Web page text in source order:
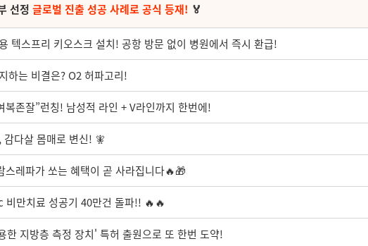
선정 글로벌 진출 성공 사례로 공식 등재! 🏅
텍스프리 키오스크 설치! 공항 방문 없이 병원에서 즉시 환급!
하는 비결은? O2 허파고리!
복존잘”런칭! 남성적 라인 + V라인까지 한번에!
다살 몸매로 변신! 🧚
레파가 쏘는 혜택이 곧 사라집니다🔥🎁
비만치료 성공기 40만건 돌파!! 🔥🔥
지방층 측정 장치' 특허 출원으로 또 한번 도약!